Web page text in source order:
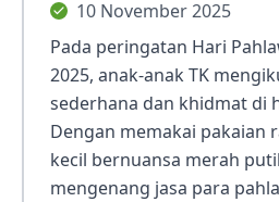
10 November 2025
Pada peringatan Hari
2025, anak-anak TK
sederhana dan khidmat di
Dengan memakai pakaian
kecil bernuansa merah
mengenang jasa para